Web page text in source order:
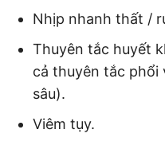
Nhịp nhanh thất /
Thuyên tắc huyết
cả thuyên tắc phổi
sâu).
Viêm tụy.